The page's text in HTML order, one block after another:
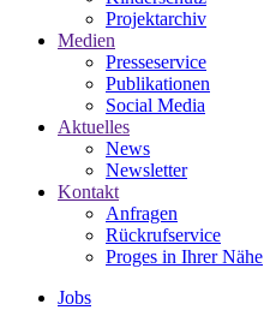
Projektarchiv
Medien
Presseservice
Publikationen
Social Media
Aktuelles
News
Newsletter
Kontakt
Anfragen
Rückrufservice
Proges in Ihrer Nähe
Jobs